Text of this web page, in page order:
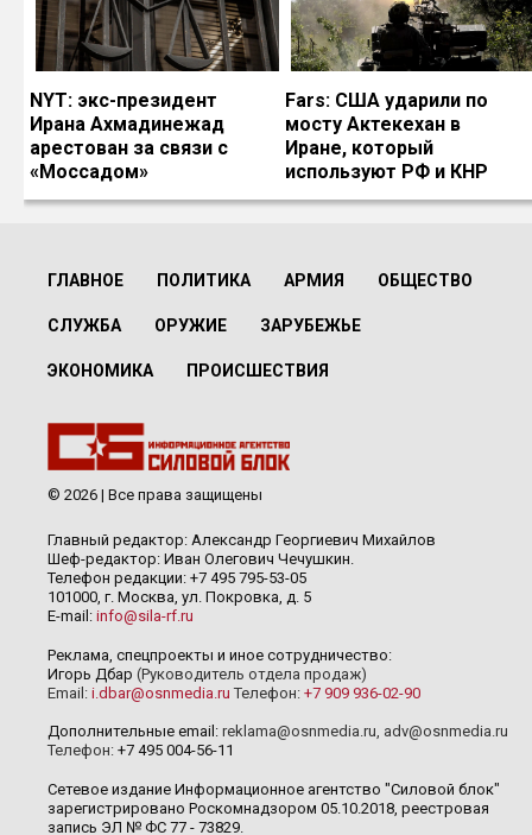
NYT: экс-президент
Ирана Ахмадинежад
арестован за связи с
«Моссадом»
Fars: США ударили по
мосту Актекехан в
Иране, который
используют РФ и КНР
ГЛАВНОЕ ПОЛИТИКА АРМИЯ ОБЩЕСТВО
СЛУЖБА ОРУЖИЕ ЗАРУБЕЖЬЕ
ЭКОНОМИКА ПРОИСШЕСТВИЯ
© 2026 | Все права защищены
Главный редактор: Александр Георгиевич Михайлов
Шеф-редактор: Иван Олегович Чечушкин.
Телефон редакции: +7 495 795-53-05
101000, г. Москва, ул. Покровка, д. 5
E-mail: info@sila-rf.ru
Реклама, спецпроекты и иное сотрудничество:
Игорь Дбар (Руководитель отдела продаж)
Email: i.dbar@osnmedia.ru Телефон: +7 909 936-02-90
Дополнительные email: reklama@osnmedia.ru, adv@osnmedia.ru
Телефон: +7 495 004-56-11
Сетевое издание Информационное агентство "Силовой блок"
зарегистрировано Роскомнадзором 05.10.2018, реестровая
запись ЭЛ № ФС 77 - 73829.